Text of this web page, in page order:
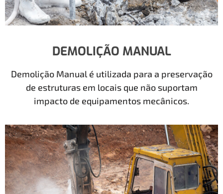
DEMOLIÇÃO MANUAL
Demolição Manual é utilizada para a preservação
de estruturas em locais que não suportam
impacto de equipamentos mecânicos.